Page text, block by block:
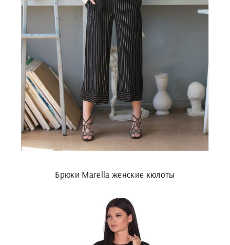
Брюки Marella женские кюлоты